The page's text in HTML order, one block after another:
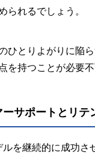
られるでしょう。
ひとりよがりに陥
を持つことが必要不
サポートとリテ
を継続的に成功さ